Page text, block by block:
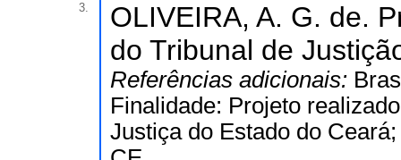
3.
OLIVEIRA, A. G. de.
do Tribunal de
Referências adicionais:
Finalidade: Projeto
Justiça do Estado do